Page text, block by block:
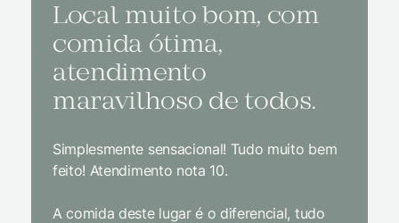
Local muito bom, com
comida ótima,
atendimento
maravilhoso de todos.
Simplesmente sensacional! Tudo muito bem
feito! Atendimento nota 10.
A comida deste lugar é o diferencial, tudo